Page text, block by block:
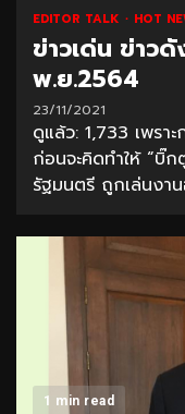
EDITOR TALK HOT
ข่าวเด่น ข่าว
พ.ย.2564
23/11/2021
ดูแล้ว: 1,733 เพรา
ก่อนจะคิดทำให้ “บิ๊
รัฐมนตรี ถูกเล่นงา
1 min read